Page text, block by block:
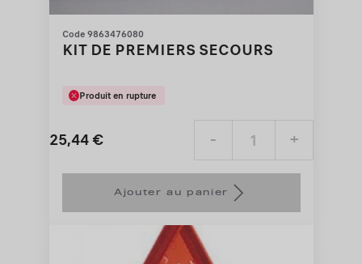
Code 9863476080
KIT DE PREMIERS SECOURS
Produit en rupture
25,44 €
Price
25,44
- +
Quantity
to:
Ajouter au panier